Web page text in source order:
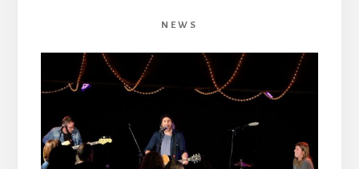
NEWS